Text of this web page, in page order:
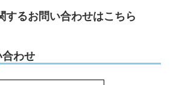
するお問い合わせはこちら
合わせ